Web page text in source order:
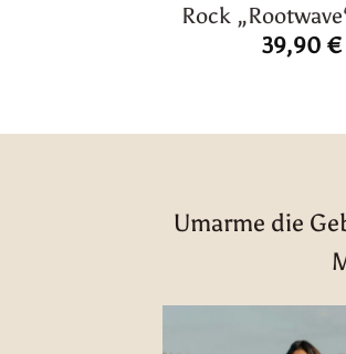
Rock
39,90 €
Umarme die